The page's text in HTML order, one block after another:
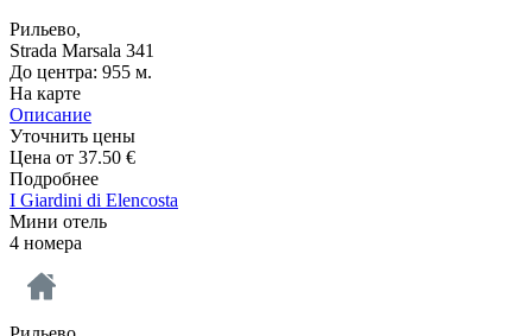
Рильево,
Strada Marsala 341
До центра: 955 м.
На карте
Описание
Уточнить цены
Цена от 37.50 €
Подробнее
I Giardini di Elencosta
Мини отель
4 номера